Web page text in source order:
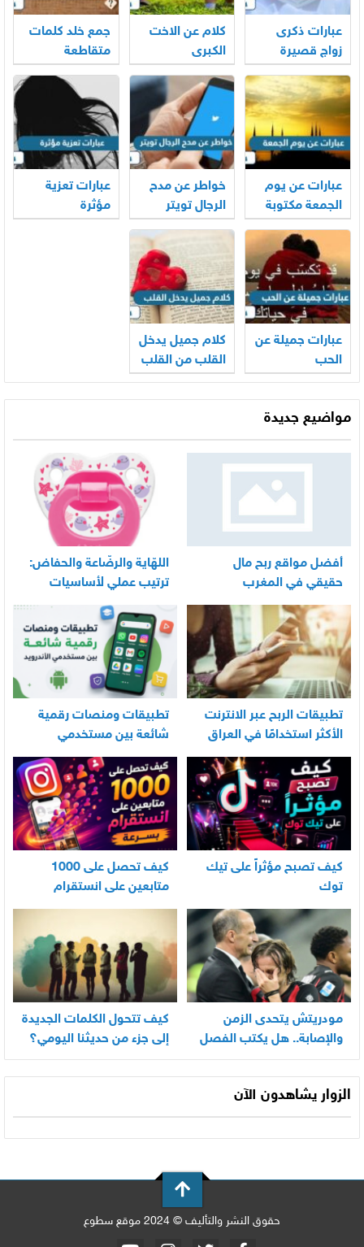
عبارات ذكرى
زواج قصيرة
كلام عن الاخت
الكبرى
جمع خلد كلمات
متقاطعة
عبارات عن يوم
الجمعة مكتوبة
خواطر عن مدح
الرجال تويتر
عبارات تعزية
مؤثرة
عبارات جميلة عن
الحب
كلام جميل يدخل
القلب من القلب
مواضيع جديدة
أفضل مواقع ربح مال
حقيقي في المغرب
اللهّاية والرضّاعة والحفاض:
ترتيب عملي لأساسيات
العناية اليومية بالرضيع
تطبيقات الربح عبر الانترنت
الأكثر استخدامًا في العراق
تطبيقات ومنصات رقمية
شائعة بين مستخدمي
الأندرويد
كيف تصبح مؤثراً على تيك
توك
كيف تحصل على 1000
متابعين على انستقرام
بسرعة
مودريتش يتحدى الزمن
والإصابة.. هل يكتب الفصل
الأخير في أسطورته
المونديالية؟
كيف تتحول الكلمات الجديدة
إلى جزء من حديثنا اليومي؟
الزوار يشاهدون الآن
حقوق النشر والتأليف © 2024 موقع سطوع